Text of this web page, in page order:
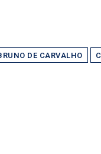
DE CARVALHO